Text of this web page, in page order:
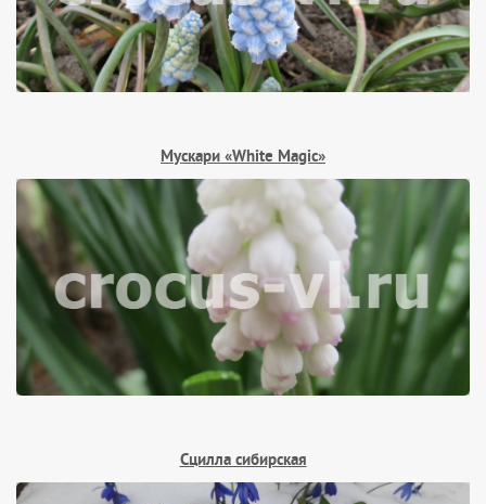
Мускари «White Magic»
Сцилла сибирская